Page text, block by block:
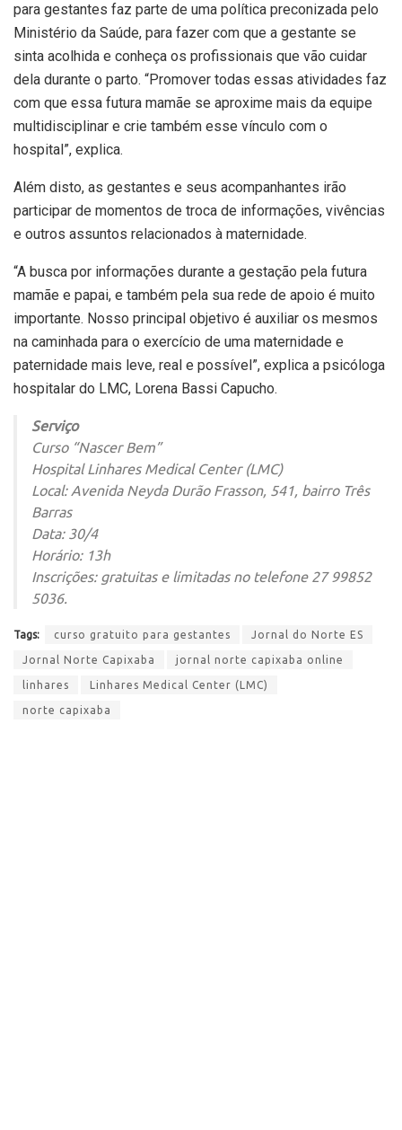
para gestantes faz parte de uma política preconizada pelo
Ministério da Saúde, para fazer com que a gestante se
sinta acolhida e conheça os profissionais que vão cuidar
dela durante o parto. “Promover todas essas atividades faz
com que essa futura mamãe se aproxime mais da equipe
multidisciplinar e crie também esse vínculo com o
hospital”, explica.
Além disto, as gestantes e seus acompanhantes irão
participar de momentos de troca de informações, vivências
e outros assuntos relacionados à maternidade.
“A busca por informações durante a gestação pela futura
mamãe e papai, e também pela sua rede de apoio é muito
importante. Nosso principal objetivo é auxiliar os mesmos
na caminhada para o exercício de uma maternidade e
paternidade mais leve, real e possível”, explica a psicóloga
hospitalar do LMC, Lorena Bassi Capucho.
Serviço
Curso “Nascer Bem”
Hospital Linhares Medical Center (LMC)
Local: Avenida Neyda Durão Frasson, 541, bairro Três
Barras
Data: 30/4
Horário: 13h
Inscrições: gratuitas e limitadas no telefone 27 99852
5036.
Tags: curso gratuito para gestantes Jornal do Norte ES
Jornal Norte Capixaba jornal norte capixaba online
linhares Linhares Medical Center (LMC)
norte capixaba